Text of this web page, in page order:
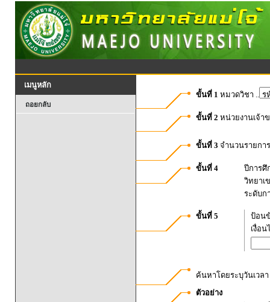
เมนูหลัก
ถอยกลับ
ขั้นที่ 1 หมวดวิชา ..
ขั้นที่ 2 หน่วยงานเจ้า
ขั้นที่ 3 จำนวนรายก
ขั้นที่ 4
ปีการศึ
วิทยาเ
ระดับก
ขั้นที่ 5
ป้อน
เงื่อน
ค้นหาโดยระบุวันเวล
ตัวอย่าง